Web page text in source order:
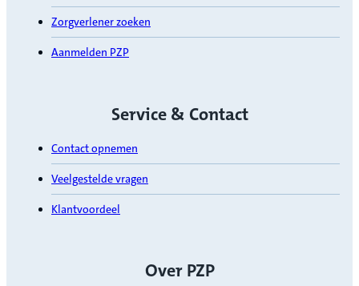
Zorgverlener zoeken
Aanmelden PZP
Service & Contact
Contact opnemen
Veelgestelde vragen
Klantvoordeel
Over PZP